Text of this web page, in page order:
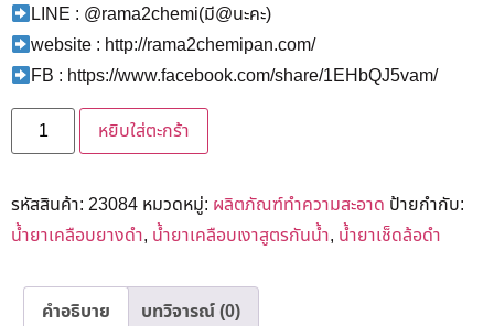
LINE : @rama2chemi(มี@นะคะ)
website : http://rama2chemipan.com/
FB : https://www.facebook.com/share/1EHbQJ5vam/
หยิบใส่ตะกร้า
รหัสสินค้า: 23084 หมวดหมู่: ผลิตภัณฑ์ทำความสะอาด ป้ายกำกับ:
น้ำยาเคลือบยางดำ, น้ำยาเคลือบเงาสูตรกันน้ำ, น้ำยาเช็ดล้อดำ
คำอธิบาย บทวิจารณ์ (0)